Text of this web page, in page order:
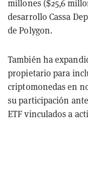
millones ($25,6
desarrollo Cassa
de Polygon.
También ha
propietario para
criptomonedas en
su participación
ETF vinculados a